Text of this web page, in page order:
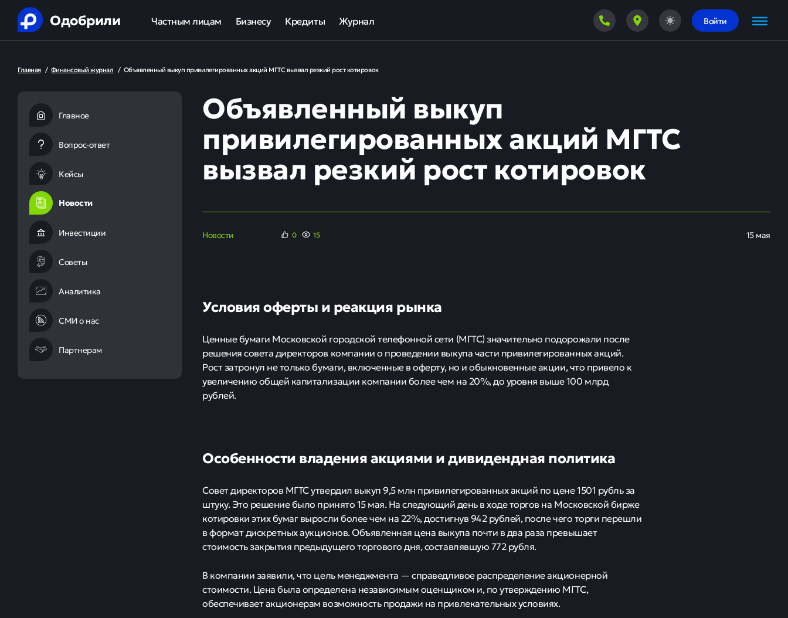
Одобрили Частным лицам
Рефинансирование кредитов
Ипотека
Банкротство
Юридическая защита от коллекторов и кредиторов
Бизнесу
Оборотный кредит
Льготные программы кредитования для бизнеса
Кредиты
Рефинансирование кредитов
Кредиты под залог авто
Кредиты под залог недвижимости
Кредиты с плохой КИ
Кредиты без справок
Журнал Войти
Главная / Финансовый журнал / Объявленный выкуп привилегированных акций МГТС вызвал резкий рост котировок
Главное
Вопрос-ответ
Кейсы
Новости
Инвестиции
Советы
Аналитика
СМИ о нас
Партнерам
Объявленный выкуп
привилегированных акций МГТС
вызвал резкий рост котировок
Новости 0 15 15 мая
Условия оферты и реакция рынка
Ценные бумаги Московской городской телефонной сети (МГТС) значительно подорожали после
решения совета директоров компании о проведении выкупа части привилегированных акций.
Рост затронул не только бумаги, включенные в оферту, но и обыкновенные акции, что привело к
увеличению общей капитализации компании более чем на 20%, до уровня выше 100 млрд
рублей.
Особенности владения акциями и дивидендная политика
Совет директоров МГТС утвердил выкуп 9,5 млн привилегированных акций по цене 1501 рубль за
штуку. Это решение было принято 15 мая. На следующий день в ходе торгов на Московской бирже
котировки этих бумаг выросли более чем на 22%, достигнув 942 рублей, после чего торги перешли
в формат дискретных аукционов. Объявленная цена выкупа почти в два раза превышает
стоимость закрытия предыдущего торгового дня, составлявшую 772 рубля.
В компании заявили, что цель менеджмента — справедливое распределение акционерной
стоимости. Цена была определена независимым оценщиком и, по утверждению МГТС,
обеспечивает акционерам возможность продажи на привлекательных условиях.